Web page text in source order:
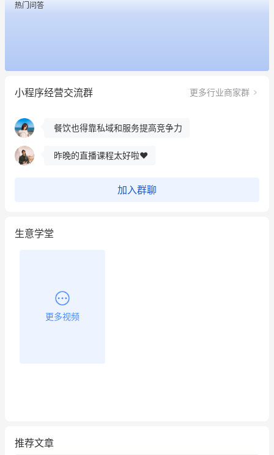
热门问答
小程序经营交流群 更多行业商家群
这个营销策划案例推荐大家看一下
用有赞就能在微信、小红书同时经营了
餐饮也得靠私域和服务提高竞争力
昨晚的直播课程太好啦❤️
加入群聊
生意学堂
更多视频
推荐文章